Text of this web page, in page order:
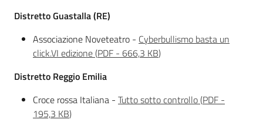
Distretto Guastalla (RE)
Associazione Noveteatro - Cyberbullismo basta un
click.VI edizione(PDF - 666,3 KB)
Distretto Reggio Emilia
Croce rossa Italiana - Tutto sotto controllo(PDF -
195,3 KB)